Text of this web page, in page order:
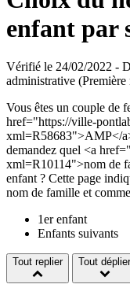
enfant par
Vérifié le 24/02/2022 -
administrative
Vous êtes un couple de
href="https://ville-
xml=R58683">AMP</
demandez quel <a
xml=R10114">nom de
enfant ? Cette page
nom de famille et
1er enfant
Enfants suivants
Tout replier Tout déplier